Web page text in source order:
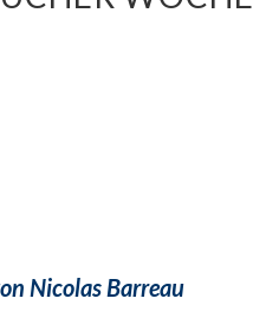
Nicolas Barreau